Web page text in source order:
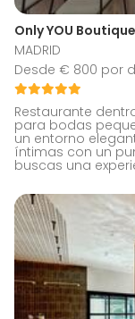
Only YOU
MADRID
Desde € 800 por
Restaurante
para bodas
un entorno
íntimas con un
buscas una